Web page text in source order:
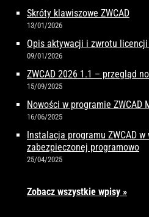
Skróty klawiszowe ZWCAD
13/01/2026
Opis aktywacji i zwrotu licencji
09/01/2026
ZWCAD 2026 1.1 – przegląd
15/09/2025
Nowości w programie ZWCAD
16/06/2025
Instalacja programu ZWCAD
zabezpieczonej programowo
25/04/2025
Zobacz wszystkie wpisy »